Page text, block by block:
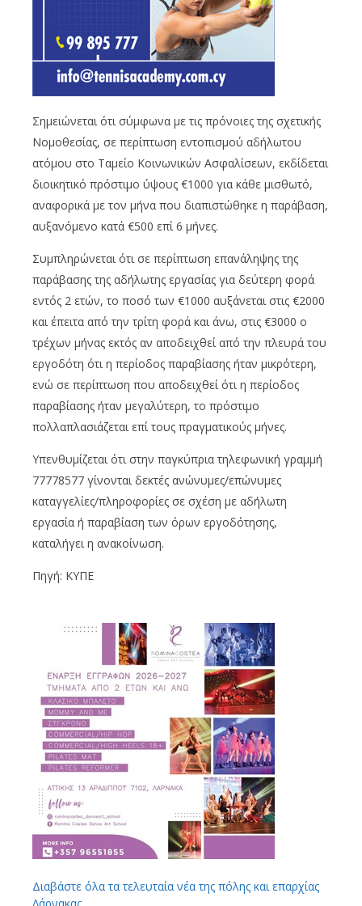
Σημειώνεται ότι σύμφωνα με τις πρόνοιες της σχετικής
Νομοθεσίας, σε περίπτωση εντοπισμού αδήλωτου
ατόμου στο Ταμείο Κοινωνικών Ασφαλίσεων, εκδίδεται
διοικητικό πρόστιμο ύψους €1000 για κάθε μισθωτό,
αναφορικά με τον μήνα που διαπιστώθηκε η παράβαση,
αυξανόμενο κατά €500 επί 6 μήνες.
Συμπληρώνεται ότι σε περίπτωση επανάληψης της
παράβασης της αδήλωτης εργασίας για δεύτερη φορά
εντός 2 ετών, το ποσό των €1000 αυξάνεται στις €2000
και έπειτα από την τρίτη φορά και άνω, στις €3000 ο
τρέχων μήνας εκτός αν αποδειχθεί από την πλευρά του
εργοδότη ότι η περίοδος παραβίασης ήταν μικρότερη,
ενώ σε περίπτωση που αποδειχθεί ότι η περίοδος
παραβίασης ήταν μεγαλύτερη, το πρόστιμο
πολλαπλασιάζεται επί τους πραγματικούς μήνες.
Υπενθυμίζεται ότι στην παγκύπρια τηλεφωνική γραμμή
77778577 γίνονται δεκτές ανώνυμες/επώνυμες
καταγγελίες/πληροφορίες σε σχέση με αδήλωτη
εργασία ή παραβίαση των όρων εργοδότησης,
καταλήγει η ανακοίνωση.
Πηγή: ΚΥΠΕ
Διαβάστε όλα τα τελευταία νέα της πόλης και επαρχίας